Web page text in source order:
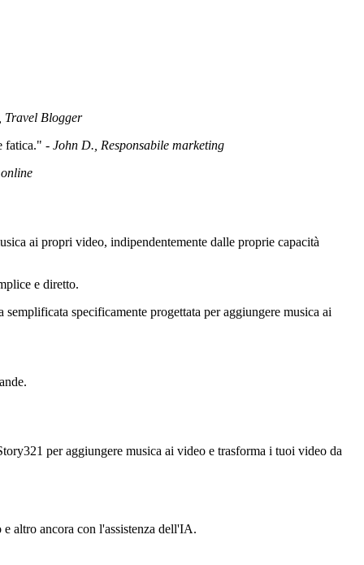
Travel Blogger
fatica." - John D., Responsabile marketing
ai propri video, indipendentemente dalle proprie capacità
e diretto.
specificamente progettata per aggiungere musica ai
per aggiungere musica ai video e trasforma i tuoi video da
altro ancora con l'assistenza dell'IA.